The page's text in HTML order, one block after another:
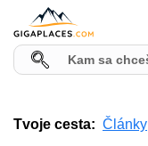
Tvoje cesta: Články